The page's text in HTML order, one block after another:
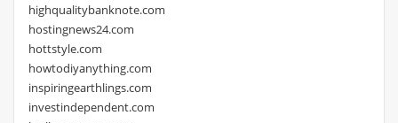
highqualitybanknote.com
hostingnews24.com
hottstyle.com
howtodiyanything.com
inspiringearthlings.com
investindependent.com